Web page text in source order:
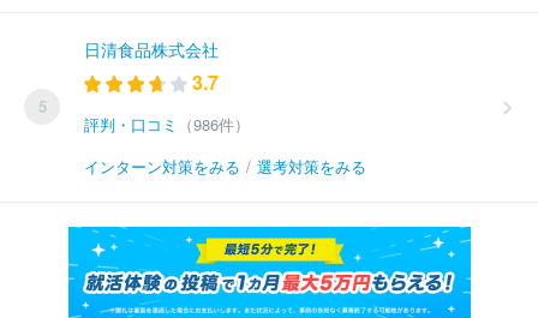
5
日清食品株式会社
3.7
評判・口コミ
（986件）
インターン対策をみる / 選考対策をみる